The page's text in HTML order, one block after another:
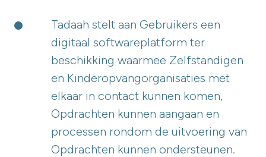
Tadaah stelt aan Gebruikers een
digitaal softwareplatform ter
beschikking waarmee Zelfstandigen
en Kinderopvangorganisaties met
elkaar in contact kunnen komen,
Opdrachten kunnen aangaan en
processen rondom de uitvoering van
Opdrachten kunnen ondersteunen.